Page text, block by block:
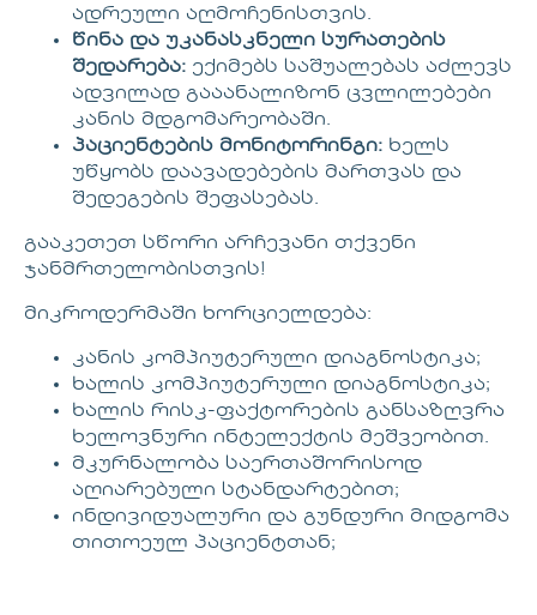
ადრეული აღმოჩენისთვის.
წინა და უკანასკნელი სურათების
შედარება: ექიმებს საშუალებას აძლევს
ადვილად გააანალიზონ ცვლილებები
კანის მდგომარეობაში.
პაციენტების მონიტორინგი: ხელს
უწყობს დაავადებების მართვას და
შედეგების შეფასებას.
გააკეთეთ სწორი არჩევანი თქვენი
ჯანმრთელობისთვის!
მიკროდერმაში ხორციელდება:
კანის კომპიუტერული დიაგნოსტიკა;
ხალის კომპიუტერული დიაგნოსტიკა;
ხალის რისკ-ფაქტორების განსაზღვრა
ხელოვნური ინტელექტის მეშვეობით.
მკურნალობა საერთაშორისოდ
აღიარებული სტანდარტებით;
ინდივიდუალური და გუნდური მიდგომა
თითოეულ პაციენტთან;